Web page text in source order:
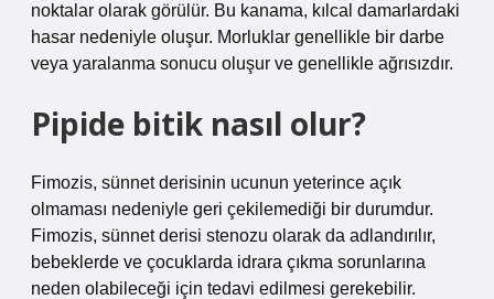
noktalar olarak görülür. Bu kanama, kılcal damarlardaki
hasar nedeniyle oluşur. Morluklar genellikle bir darbe
veya yaralanma sonucu oluşur ve genellikle ağrısızdır.
Pipide bitik nasıl olur?
Fimozis, sünnet derisinin ucunun yeterince açık
olmaması nedeniyle geri çekilemediği bir durumdur.
Fimozis, sünnet derisi stenozu olarak da adlandırılır,
bebeklerde ve çocuklarda idrara çıkma sorunlarına
neden olabileceği için tedavi edilmesi gerekebilir.